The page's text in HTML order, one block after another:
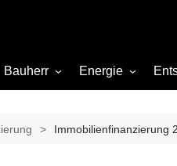
Bauherr
Beleuchtung
Energie
Gas
Immobilienfinanzierung